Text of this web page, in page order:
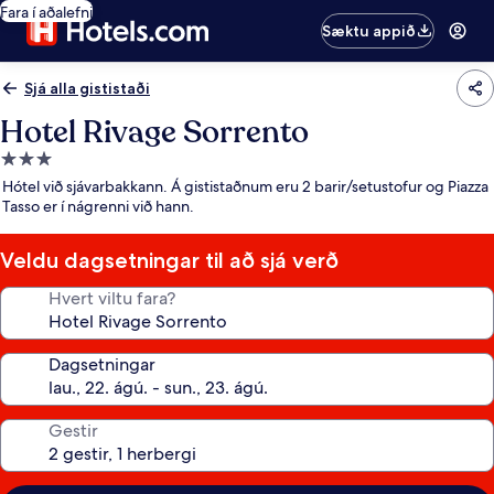
Fara í aðalefni
Sæktu appið
Sjá alla gististaði
Hotel Rivage Sorrento
3.0
stjörnu
gististaður
Hótel við sjávarbakkann. Á gististaðnum eru 2 barir/setustofur og Piazza
Tasso er í nágrenni við hann.
Veldu dagsetningar til að sjá verð
Hvert viltu fara?
Dagsetningar
Gestir